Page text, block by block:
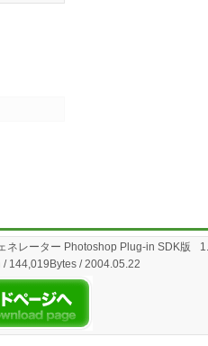
ネレーター Photoshop Plug-in SDK版
/ 144,019Bytes / 2004.05.22